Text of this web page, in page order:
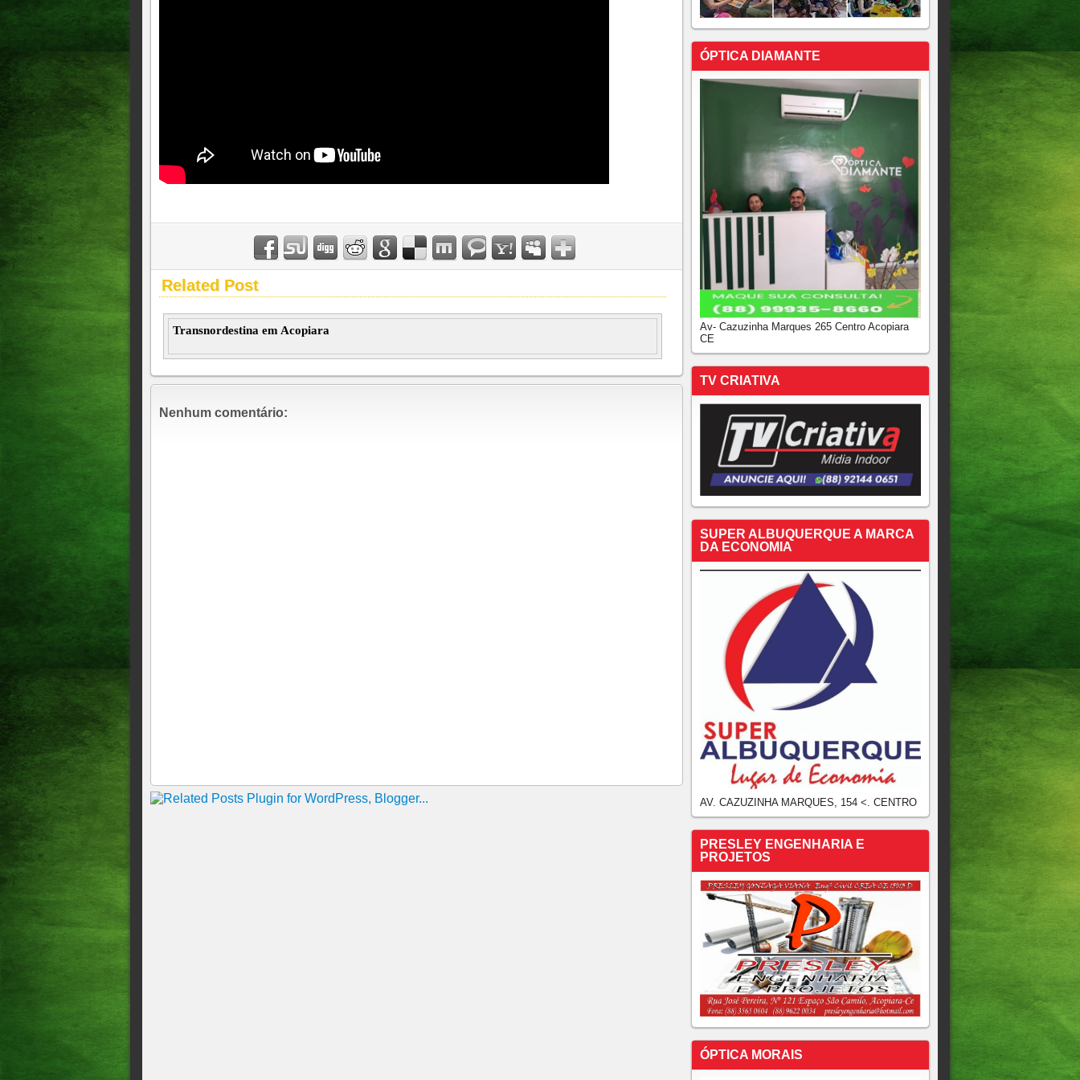
Related Post
Transnordestina em Acopiara
Nenhum comentário:
ÓPTICA DIAMANTE
Av- Cazuzinha Marques 265 Centro Acopiara
CE
TV CRIATIVA
SUPER ALBUQUERQUE A MARCA
DA ECONOMIA
AV. CAZUZINHA MARQUES, 154 <. CENTRO
PRESLEY ENGENHARIA E
PROJETOS
ÓPTICA MORAIS